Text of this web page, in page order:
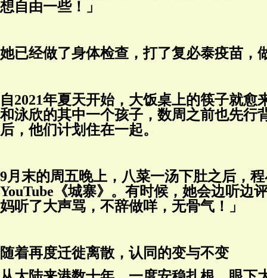
想自由一些！」
她已经做了身体检查，打了复必泰疫苗，
自2021年夏天开始，大饭桌上的筷子就
和泳欣的其中一个孩子，数周之前也先行
后，他们计划住在一起。
9月末的周五晚上，八菜一汤下肚之后，
YouTube《城寨》。有时候，她会边听边
妈听了大声骂，不辞做咩，无骨气！」
随着再度迁徙离散，认同的变与不变